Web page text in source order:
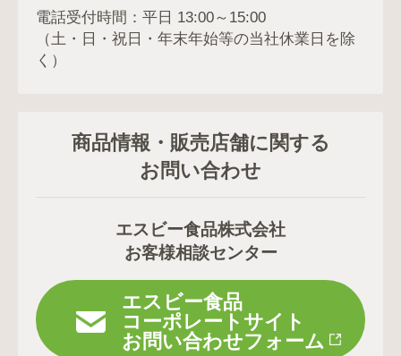
電話受付時間：平日 13:00～15:00
（土・日・祝日・年末年始等の当社休業日を除
く）
商品情報・販売店舗に関する
お問い合わせ
エスビー食品株式会社
お客様相談センター
エスビー食品
コーポレートサイト
お問い合わせフォーム